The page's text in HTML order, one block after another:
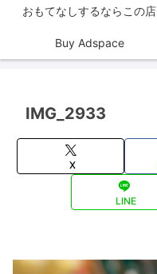
おもてなしするならこの店
Buy Adspace
IMG_2933
X
LINE